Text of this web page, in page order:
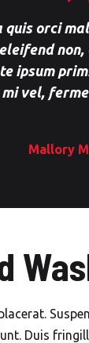
orci
ipsum
vel,
Mallory
Duis